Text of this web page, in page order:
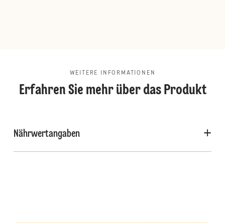
WEITERE INFORMATIONEN
Erfahren Sie mehr über das Produkt
Nährwertangaben